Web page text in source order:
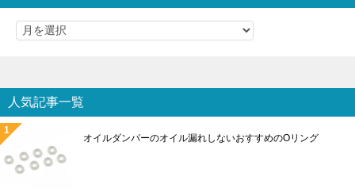
人気記事一覧
オイルダンパーのオイル漏れしないおすすめのOリング